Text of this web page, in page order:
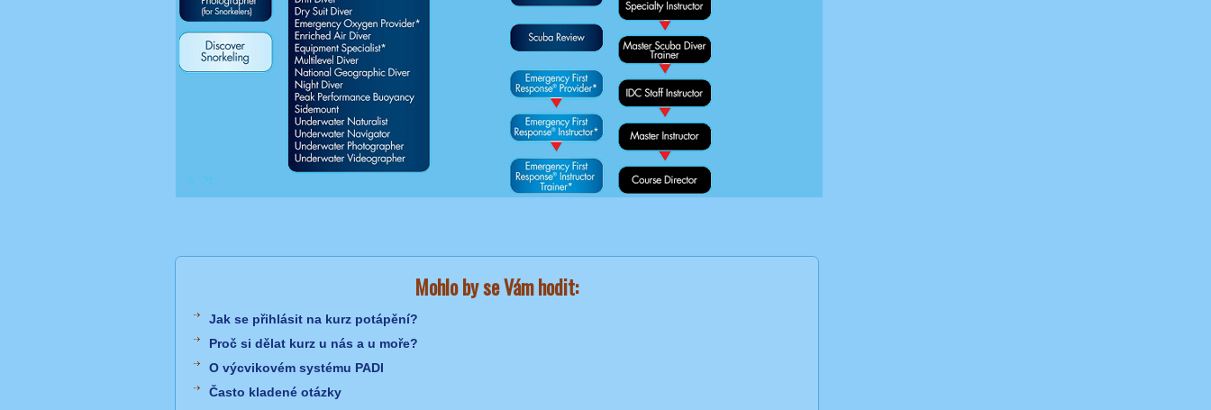
Mohlo by se Vám hodit:
Jak se přihlásit na kurz potápění?
Proč si dělat kurz u nás a u moře?
O výcvikovém systému PADI
Často kladené otázky